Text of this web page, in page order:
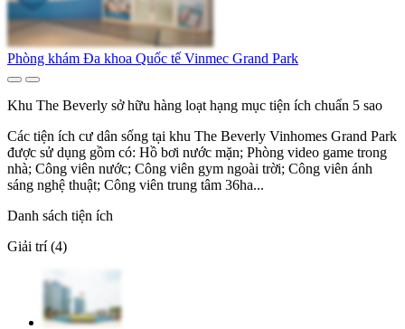
Phòng khám Đa khoa Quốc tế Vinmec Grand Park
Khu The Beverly sở hữu hàng loạt hạng mục tiện ích chuẩn 5 sao
Các tiện ích cư dân sống tại khu The Beverly Vinhomes Grand Park
được sử dụng gồm có: Hồ bơi nước mặn; Phòng video game trong
nhà; Công viên nước; Công viên gym ngoài trời; Công viên ánh
sáng nghệ thuật; Công viên trung tâm 36ha...
Danh sách tiện ích
Giải trí (4)